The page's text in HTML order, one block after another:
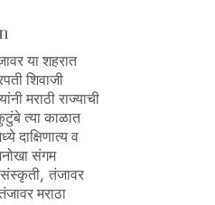
या शहरात
शिवाजी
मराठी राज्याची
त्या काळात
दाक्षिणात्य व
संगम
संस्कृती, तंजावर
मराठा